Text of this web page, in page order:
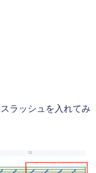
ラッシュを入れてみ